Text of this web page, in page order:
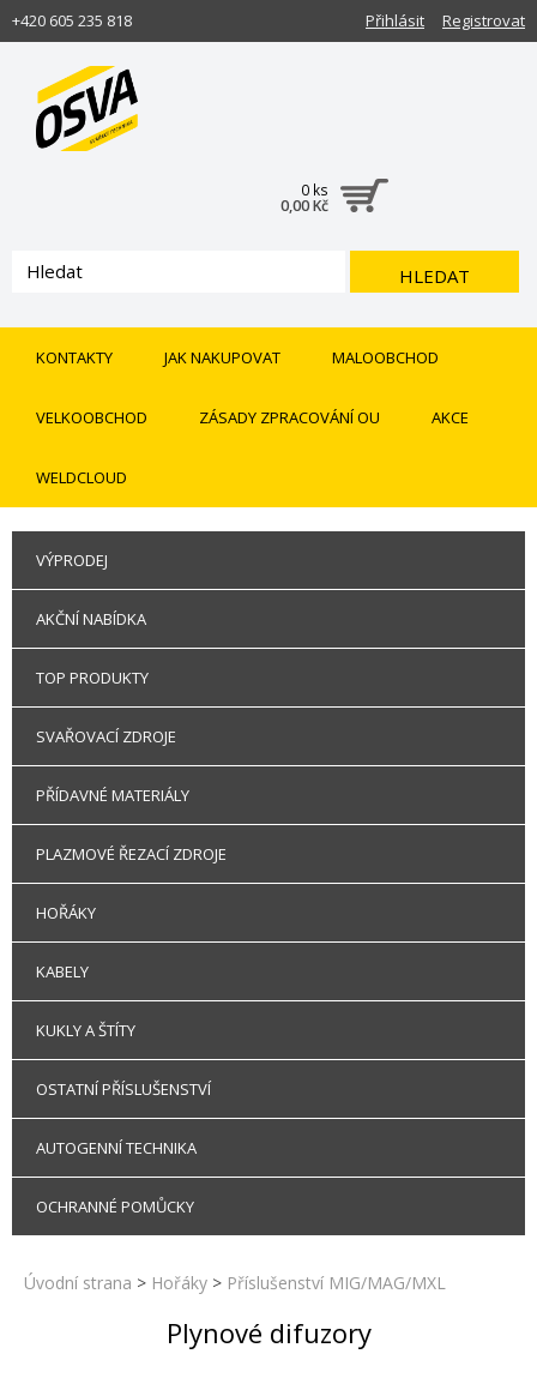
+420 605 235 818 Registrovat
Přihlásit
0 ks
0,00 Kč
HLEDAT
KONTAKTY JAK NAKUPOVAT MALOOBCHOD
VELKOOBCHOD ZÁSADY ZPRACOVÁNÍ OU AKCE
WELDCLOUD
VÝPRODEJ
AKČNÍ NABÍDKA
TOP PRODUKTY
SVAŘOVACÍ ZDROJE
PŘÍDAVNÉ MATERIÁLY
PLAZMOVÉ ŘEZACÍ ZDROJE
HOŘÁKY
KABELY
KUKLY A ŠTÍTY
OSTATNÍ PŘÍSLUŠENSTVÍ
AUTOGENNÍ TECHNIKA
OCHRANNÉ POMŮCKY
Úvodní strana > Hořáky > Příslušenství MIG/MAG/MXL
Plynové difuzory